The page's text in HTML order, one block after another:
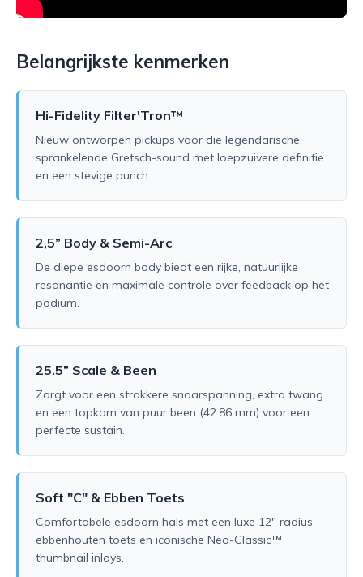
Belangrijkste kenmerken
Hi-Fidelity Filter'Tron™
Nieuw ontworpen pickups voor die legendarische,
sprankelende Gretsch-sound met loepzuivere definitie
en een stevige punch.
2,5” Body & Semi-Arc
De diepe esdoorn body biedt een rijke, natuurlijke
resonantie en maximale controle over feedback op het
podium.
25.5” Scale & Been
Zorgt voor een strakkere snaarspanning, extra twang
en een topkam van puur been (42.86 mm) voor een
perfecte sustain.
Soft "C" & Ebben Toets
Comfortabele esdoorn hals met een luxe 12" radius
ebbenhouten toets en iconische Neo-Classic™
thumbnail inlays.